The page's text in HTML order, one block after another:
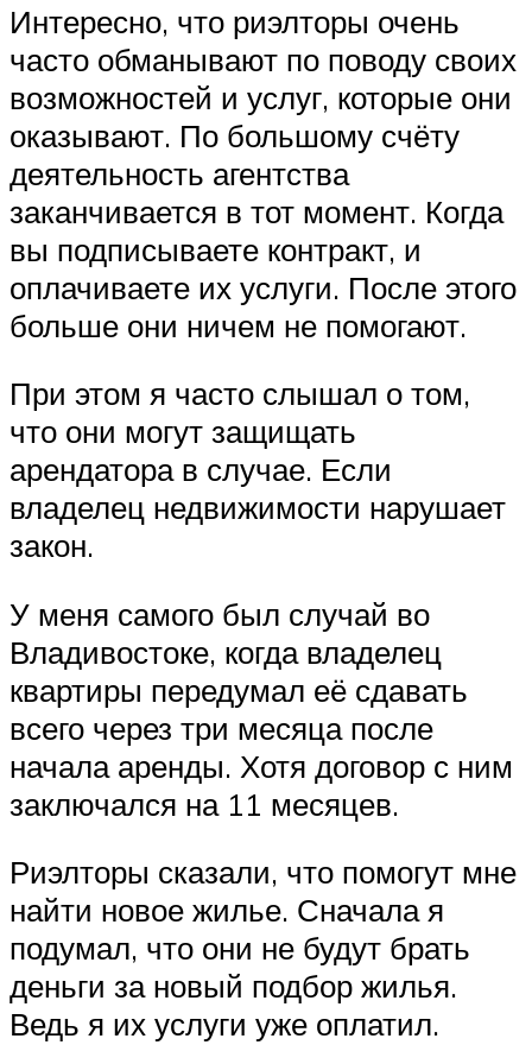
Интересно, что риэлторы очень
часто обманывают по поводу своих
возможностей и услуг, которые они
оказывают. По большому счёту
деятельность агентства
заканчивается в тот момент. Когда
вы подписываете контракт, и
оплачиваете их услуги. После этого
больше они ничем не помогают.
При этом я часто слышал о том,
что они могут защищать
арендатора в случае. Если
владелец недвижимости нарушает
закон.
У меня самого был случай во
Владивостоке, когда владелец
квартиры передумал её сдавать
всего через три месяца после
начала аренды. Хотя договор с ним
заключался на 11 месяцев.
Риэлторы сказали, что помогут мне
найти новое жилье. Сначала я
подумал, что они не будут брать
деньги за новый подбор жилья.
Ведь я их услуги уже оплатил.